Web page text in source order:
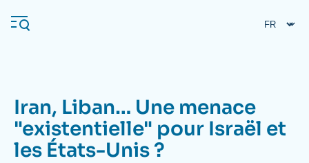
au
contenu
Navigation
principale
L'Ifri
Iran, Liban… Une menace
"existentielle" pour Israël et
les États-Unis ?